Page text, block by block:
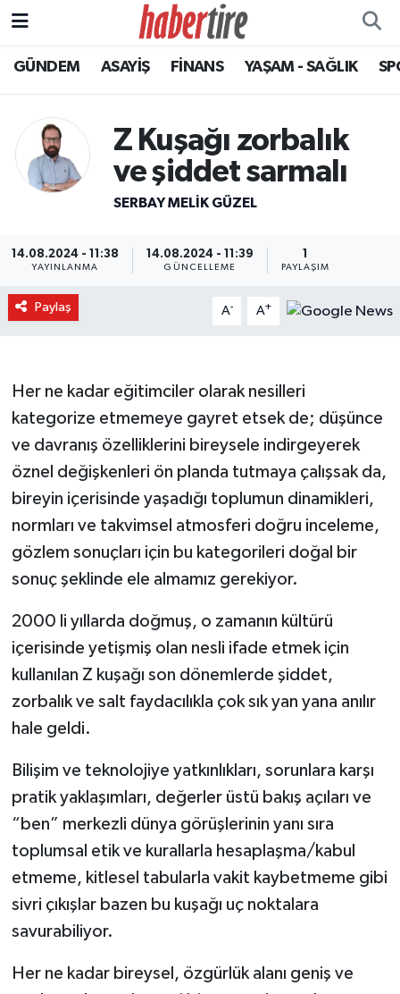
GÜNDEM ASAYİŞ FİNANS YAŞAM - SAĞLIK
Z Kuşağı zorbalık
ve şiddet sarmalı
SERBAY MELIK GÜZEL
14.08.2024 - 11:38
YAYINLANMA
14.08.2024 - 11:39
GÜNCELLEME
1
PAYLAŞIM
Paylaş A- A+
Her ne kadar eğitimciler olarak nesilleri
kategorize etmemeye gayret etsek de; düşünce
ve davranış özelliklerini bireysele indirgeyerek
öznel değişkenleri ön planda tutmaya çalışsak da,
bireyin içerisinde yaşadığı toplumun dinamikleri,
normları ve takvimsel atmosferi doğru inceleme,
gözlem sonuçları için bu kategorileri doğal bir
sonuç şeklinde ele almamız gerekiyor.
2000 li yıllarda doğmuş, o zamanın kültürü
içerisinde yetişmiş olan nesli ifade etmek için
kullanılan Z kuşağı son dönemlerde şiddet,
zorbalık ve salt faydacılıkla çok sık yan yana anılır
hale geldi.
Bilişim ve teknolojiye yatkınlıkları, sorunlara karşı
pratik yaklaşımları, değerler üstü bakış açıları ve
“ben” merkezli dünya görüşlerinin yanı sıra
toplumsal etik ve kurallarla hesaplaşma/kabul
etmeme, kitlesel tabularla vakit kaybetmeme gibi
sivri çıkışlar bazen bu kuşağı uç noktalara
savurabiliyor.
Her ne kadar bireysel, özgürlük alanı geniş ve
Tire Nöbetçi Eczaneler
Tire Trafik Yoğunluk Haritası
Süper Lig Puan Durumu ve Fikstür
Tüm Manşetler
Son Dakika Haberleri